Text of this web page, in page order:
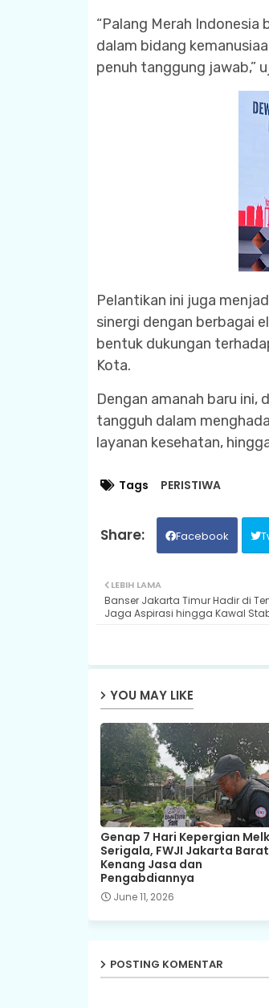
“Palang Merah
dalam bidang
penuh tanggung jawab,”
Pelantikan ini juga
sinergi dengan berbagai
bentuk dukungan
Kota.
Dengan amanah baru ini,
tangguh dalam
layanan kesehatan,
Tags PERISTIWA
Facebook
LEBIH LAMA
Banser Jakarta Timur Hadir di
Jaga Aspirasi hingga Kawal
YOU MAY LIKE
Genap 7 Hari Kepergian
Serigala, FWJI Jakarta Barat
Kenang Jasa dan
Pengabdiannya
June 11, 2026
POSTING KOMENTAR